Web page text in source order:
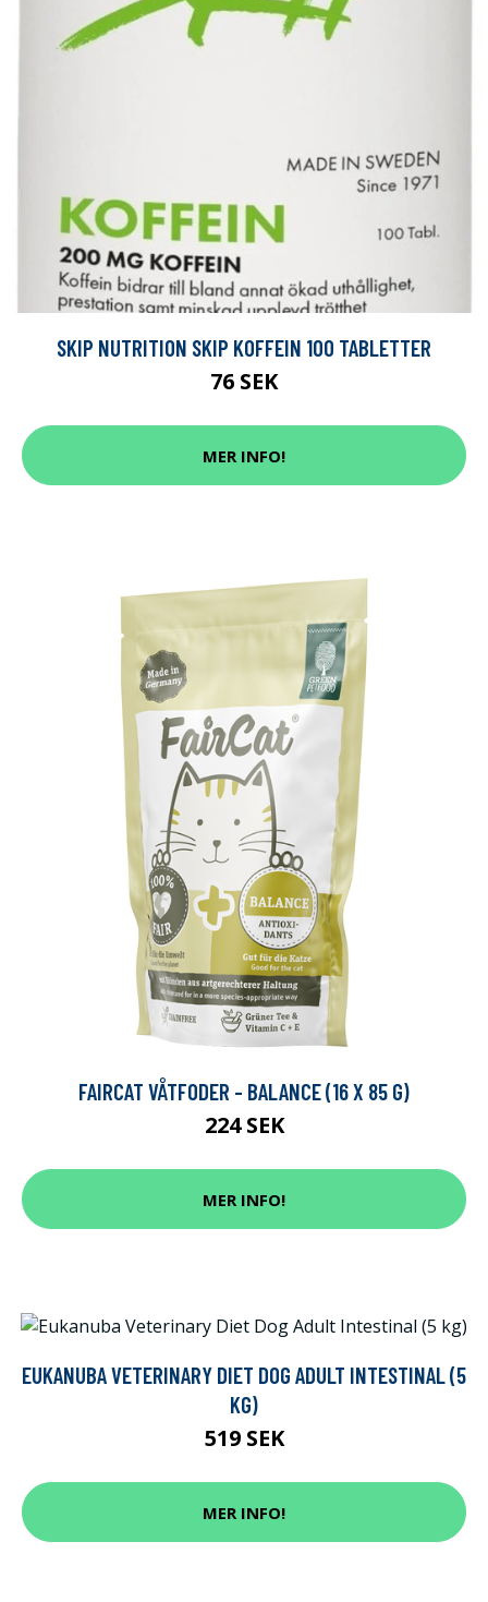
SKIP NUTRITION SKIP KOFFEIN 100 TABLETTER
76 SEK
MER INFO!
FAIRCAT VÅTFODER - BALANCE (16 X 85 G)
224 SEK
MER INFO!
EUKANUBA VETERINARY DIET DOG ADULT INTESTINAL (5
KG)
519 SEK
MER INFO!